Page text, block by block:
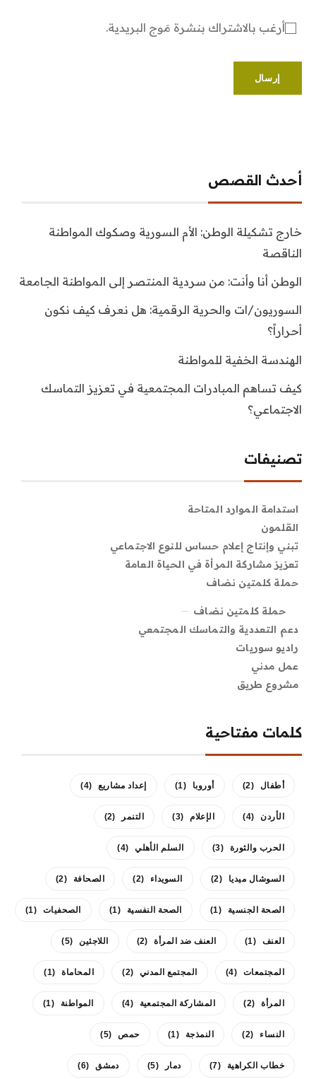
أرغب بالاشتراك بنشرة مَوج البريدية.
أحدث القصص
خارج تشكيلة الوطن: الأم السورية وصكوك المواطنة
الناقصة
الوطن أنا وأنت: من سردية المنتصر إلى المواطنة الجامعة
السوريون/ات والحرية الرقمية: هل نعرف كيف نكون
أحراراً؟
الهندسة الخفية للمواطنة
كيف تساهم المبادرات المجتمعية في تعزيز التماسك
الاجتماعي؟
تصنيفات
استدامة الموارد المتاحة
القلمون
تبني وإنتاج إعلام حساس للنوع الاجتماعي
تعزيز مشاركة المرأة في الحياة العامة
حملة كلمتين نضاف
حملة كلمتين نضاف
دعم التعددية والتماسك المجتمعي
راديو سوريات
عمل مدني
مشروع طريق
كلمات مفتاحية
أطفال (2) أوروبا (1) إعداد مشاريع (4)
الأردن (4) الإعلام (3) التنمر (2)
الحرب والثورة (3) السلم الأهلي (4)
السوشال ميديا (2) السويداء (2) الصحافة (2)
الصحة الجنسية (1) الصحة النفسية (1) الصحفيات (1)
العنف (1) العنف ضد المرأة (2) اللاجئين (5)
المجتمعات (4) المجتمع المدني (2) المحاماة (1)
المرأة (2) المشاركة المجتمعية (4) المواطنة (1)
النساء (2) النمذجة (1) حمص (5)
خطاب الكراهية (7) دمار (5) دمشق (6)